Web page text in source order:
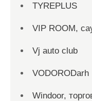
TYREPLUS
VIP ROOM,
Vj auto club
VODORODarh
Windoor,